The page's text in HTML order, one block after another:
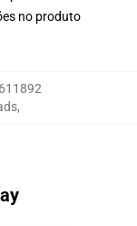
no produto
,